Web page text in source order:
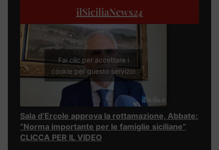
ilSiciliaNews24
Fai clic per accettare i
cookie per questo servizio
Sala d’Ercole approva la rottamazione, Abbate:
“Norma importante per le famiglie siciliane”
CLICCA PER IL VIDEO